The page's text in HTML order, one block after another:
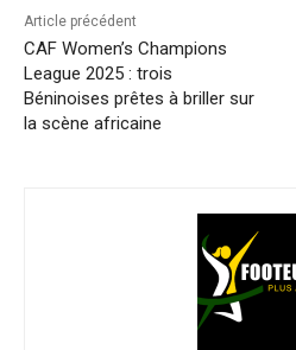
Article précédent
CAF Women’s Champions
League 2025 : trois
Béninoises prêtes à briller sur
la scène africaine